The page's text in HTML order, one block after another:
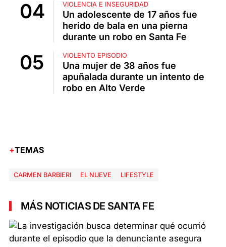
VIOLENCIA E INSEGURIDAD
Un adolescente de 17 años fue
herido de bala en una pierna
durante un robo en Santa Fe
VIOLENTO EPISODIO
Una mujer de 38 años fue
apuñalada durante un intento de
robo en Alto Verde
TEMAS
CARMEN BARBIERI EL NUEVE LIFESTYLE
MÁS NOTICIAS DE SANTA FE